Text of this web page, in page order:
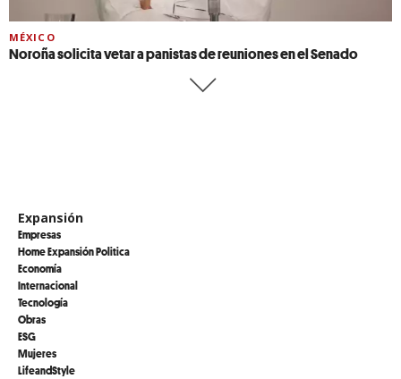
MÉXICO
Noroña solicita vetar a panistas de reuniones en el Senado
Expansión
Empresas
Home Expansión Politica
Economía
Internacional
Tecnología
Obras
ESG
Mujeres
LifeandStyle